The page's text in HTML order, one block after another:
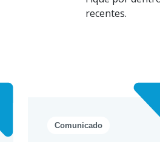
recentes.
Comunicado